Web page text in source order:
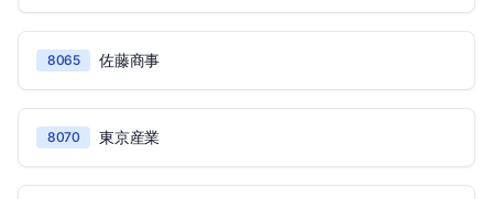
8065 佐藤商事
8070 東京産業